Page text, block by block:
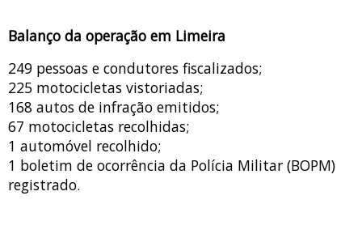
Balanço da operação em Limeira
249 pessoas e condutores fiscalizados;
225 motocicletas vistoriadas;
168 autos de infração emitidos;
67 motocicletas recolhidas;
1 automóvel recolhido;
1 boletim de ocorrência da Polícia Militar (BOPM)
registrado.